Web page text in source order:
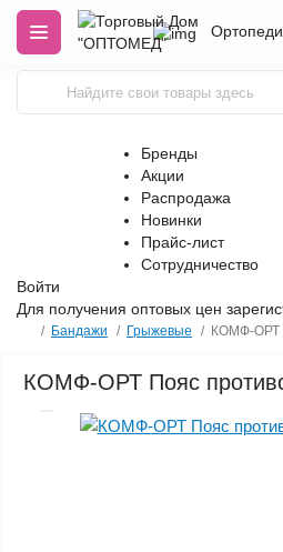
Бренды
Акции
Распродажа
Новинки
Прайс-лист
Сотрудничество
Войти
Для получения оптовых цен
Бандажи Грыжевые КОМФ-ОРТ
КОМФ-ОРТ Пояс